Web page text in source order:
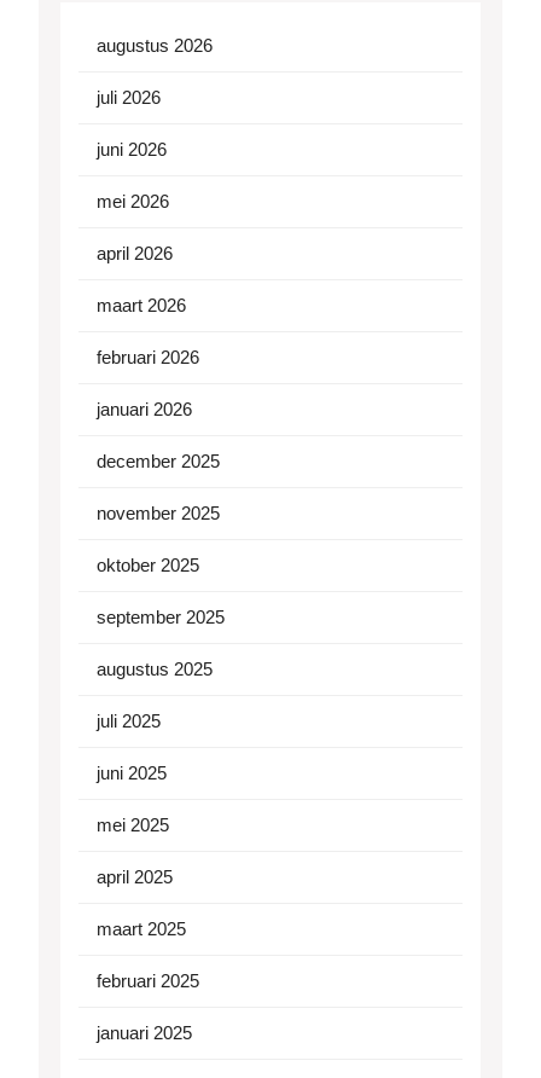
augustus 2026
juli 2026
juni 2026
mei 2026
april 2026
maart 2026
februari 2026
januari 2026
december 2025
november 2025
oktober 2025
september 2025
augustus 2025
juli 2025
juni 2025
mei 2025
april 2025
maart 2025
februari 2025
januari 2025